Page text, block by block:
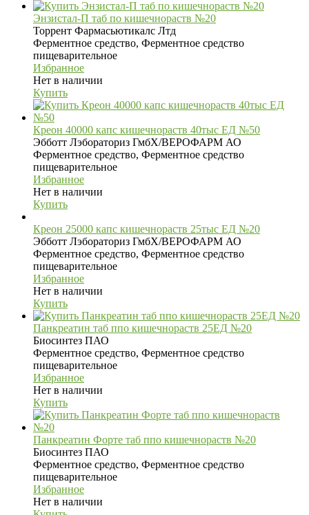
Энзистал-П таб по кишечнораств №20
Торрент Фармасьютикалс Лтд
Ферментное средство, Ферментное средство
пищеварительное
Избранное
Нет в наличии
Купить
Креон 40000 капс кишечнораств 40тыс ЕД №50
Эбботт Лэбораториз ГмбХ/ВЕРОФАРМ АО
Ферментное средство, Ферментное средство
пищеварительное
Избранное
Нет в наличии
Купить
Креон 25000 капс кишечнораств 25тыс ЕД №20
Эбботт Лэбораториз ГмбХ/ВЕРОФАРМ АО
Ферментное средство, Ферментное средство
пищеварительное
Избранное
Нет в наличии
Купить
Панкреатин таб ппо кишечнораств 25ЕД №20
Биосинтез ПАО
Ферментное средство, Ферментное средство
пищеварительное
Избранное
Нет в наличии
Купить
Панкреатин Форте таб ппо кишечнораств №20
Биосинтез ПАО
Ферментное средство, Ферментное средство
пищеварительное
Избранное
Нет в наличии